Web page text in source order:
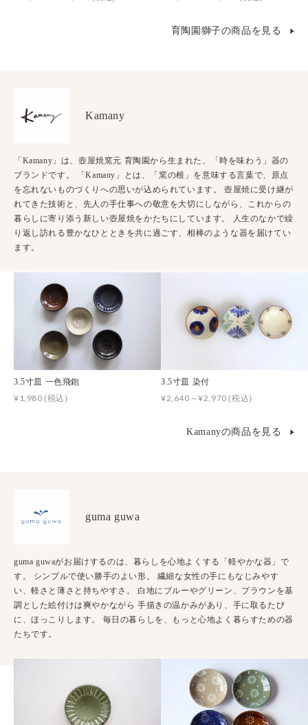
育陶園獅子の商品を見る
Kamany
「Kamany」は、壺屋焼窯元 育陶園から生まれた、「時を味わう」器の
ブランドです。 「Kamany」とは、「窯の根」を意味する言葉で、原点
を忘れないものづくりへの思いが込められています。 壺屋焼に受け継が
れてきた技術と、先人の手仕事への敬意を大切にしながら、これからの
暮らしに寄り添う新しい壺屋焼をかたちにしています。 人生のなかで繰
り返し訪れる豊かなひとときを共に過ごす、相棒のような器を届けてい
ます。
3.5寸皿 一色飛鉋
¥1,980(税込)
3.5寸皿 染付
¥2,640～¥2,970(税込)
Kamanyの商品を見る
guma guwa
guma guwaがお届けするのは、暮らしを心地よくする「軽やかな器」で
す。 シンプルで使い勝手のよい形。 繊細な女性の手にもなじみやす
い、軽さと薄さと持ちやすさ。 白地にブルーやグリーン、ブラウンを基
調とした絵付けは爽やかながら 手描きの温かみがあり、手に取るたび
に、ほっこりします。 毎日の暮らしを、もっと心地よく暮らすための器
たちです。